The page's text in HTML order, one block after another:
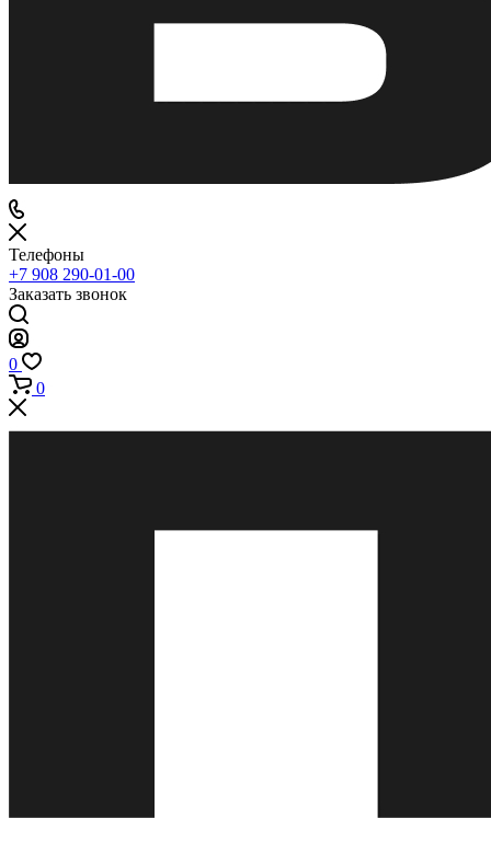
Телефоны
+7 908 290-01-00
Заказать звонок
0
0